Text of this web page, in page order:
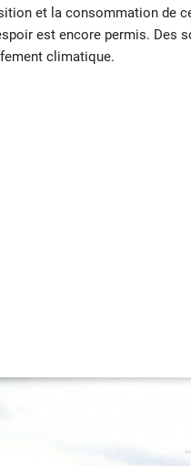
et la consommation de
est encore permis. Des
climatique.